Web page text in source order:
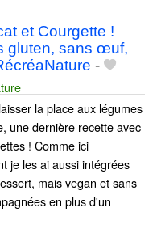
et Courgette !
gluten, sans œuf,
-
la place aux légumes
une dernière recette avec
! Comme ici
je les ai aussi intégrées
mais vegan et sans
en plus d'un